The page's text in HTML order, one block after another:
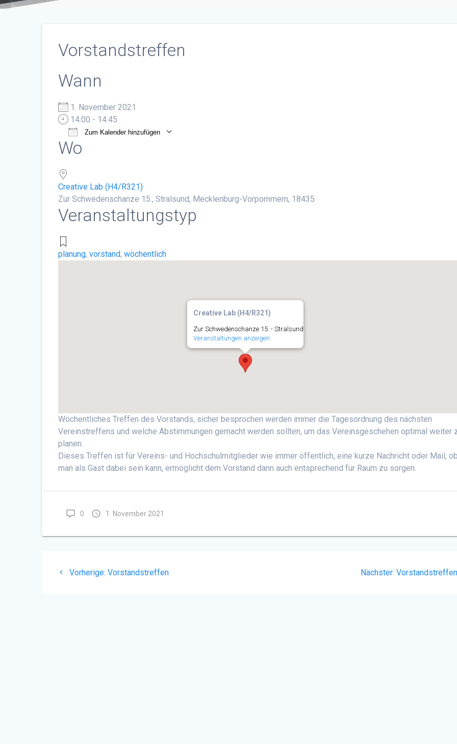
Vorstandstreffen
Wann
1. November 2021
14:00 - 14:45
Zum Kalender hinzufügen
ICS herunterladen
Wo
Creative Lab (H4/R321)
Zur Schwedenschanze 15., Stralsund, Mecklenburg-Vorpommern, 18435
Veranstaltungstyp
planung,vorstand,wöchentlich
Creative Lab (H4/R321)
Zur Schwedenschanze 15. - Stralsund
Veranstaltungen anzeigen
Wöchentliches Treffen des Vorstands, sicher besprochen werden immer die Tagesordnung des nächsten
Vereinstreffens und welche Abstimmungen gemacht werden sollten, um das Vereinsgeschehen optimal weiter
planen.
Dieses Treffen ist für Vereins- und Hochschulmitglieder wie immer öffentlich, eine kurze Nachricht oder Mail,
man als Gast dabei sein kann, ermöglicht dem Vorstand dann auch entsprechend für Raum zu sorgen.
0 1. November 2021
Beitragsnavigation
Vorherige: Vorheriger
Vorstandstreffen Nächster: Nächster